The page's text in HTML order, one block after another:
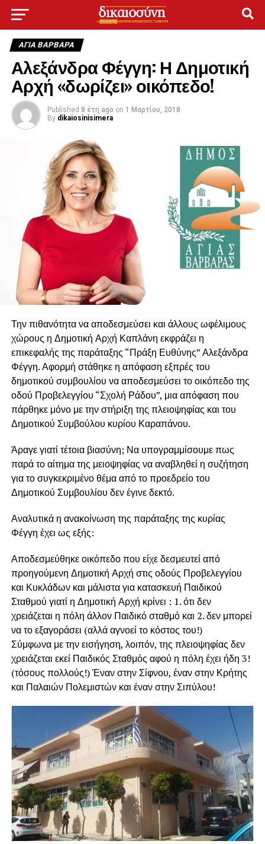
ΑΓΙΑ ΒΑΡΒΑΡΑ
Αλεξάνδρα Φέγγη: Η Δημοτική
Αρχή «δωρίζει» οικόπεδο!
Published 8 έτη ago on 1 Μαρτίου, 2018
By dikaiosinisimera
Την πιθανότητα να αποδεσμεύσει και άλλους ωφέλιμους
χώρους η Δημοτική Αρχή Καπλάνη εκφράζει η
επικεφαλής της παράταξης “Πράξη Ευθύνης” Αλεξάνδρα
Φέγγη. Αφορμή στάθηκε η απόφαση εξπρές του
δημοτικού συμβουλίου να αποδεσμεύσει το οικόπεδο της
οδού Προβελεγγίου “Σχολή Ράδου”, μια απόφαση που
πάρθηκε μόνο με την στήριξη της πλειοψηφίας και του
Δημοτικού Συμβούλου κυρίου Καραπάνου.
Άραγε γιατί τέτοια βιασύνη; Να υπογραμμίσουμε πως
παρά το αίτημα της μειοψηφίας να αναβληθεί η συζήτηση
για το συγκεκριμένο θέμα από το προεδρείο του
Δημοτικού Συμβουλίου δεν έγινε δεκτό.
Αναλυτικά η ανακοίνωση της παράταξης της κυρίας
Φέγγη έχει ως εξής:
Αποδεσμεύθηκε οικόπεδο που είχε δεσμευτεί από
προηγούμενη Δημοτική Αρχή στις οδούς Προβελεγγίου
και Κυκλάδων και μάλιστα για κατασκευή Παιδικού
Σταθμού γιατί η Δημοτική Αρχή κρίνει : 1. ότι δεν
χρειάζεται η πόλη άλλον Παιδικό σταθμό και 2. δεν μπορεί
να το εξαγοράσει (αλλά αγνοεί το κόστος του!)
Σύμφωνα με την εισήγηση, λοιπόν, της πλειοψηφίας δεν
χρειάζεται εκεί Παιδικός Σταθμός αφού η πόλη έχει ήδη 3!
(τόσους πολλούς!) Έναν στην Σίφνου, έναν στην Κρήτης
και Παλαιών Πολεμιστών και έναν στην Σιπύλου!